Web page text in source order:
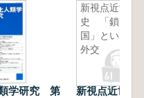
学研究 第
新視点近世
史 「鎖
国」という
外交
新視点近世